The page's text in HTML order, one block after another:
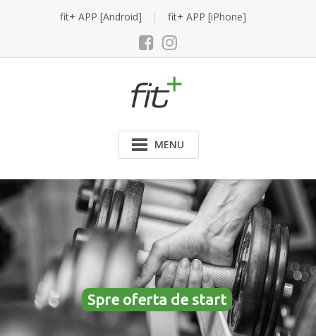
fit+ APP [Android] fit+ APP [iPhone]
MENU
Spre oferta de start